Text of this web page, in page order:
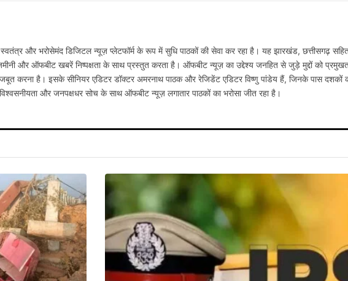
और भरोसेमंद डिजिटल न्यूज़ प्लेटफॉर्म के रूप में सुधि पाठकों की सेवा कर रहा है। यह झारखंड, छत्तीसगढ़
और ऑफबीट खबरें निष्पक्षता के साथ प्रस्तुत करता है। ऑफबीट न्यूज़ का उद्देश्य जनहित से जुड़े मुद्दों को
करना है। इसके सीनियर एडिटर डॉक्टर अमरनाथ पाठक और रेजिडेंट एडिटर विष्णु पांडेय हैं, जिनके पास दशकों
और जनपक्षधर सोच के साथ ऑफबीट न्यूज़ लगातार पाठकों का भरोसा जीत रहा है।